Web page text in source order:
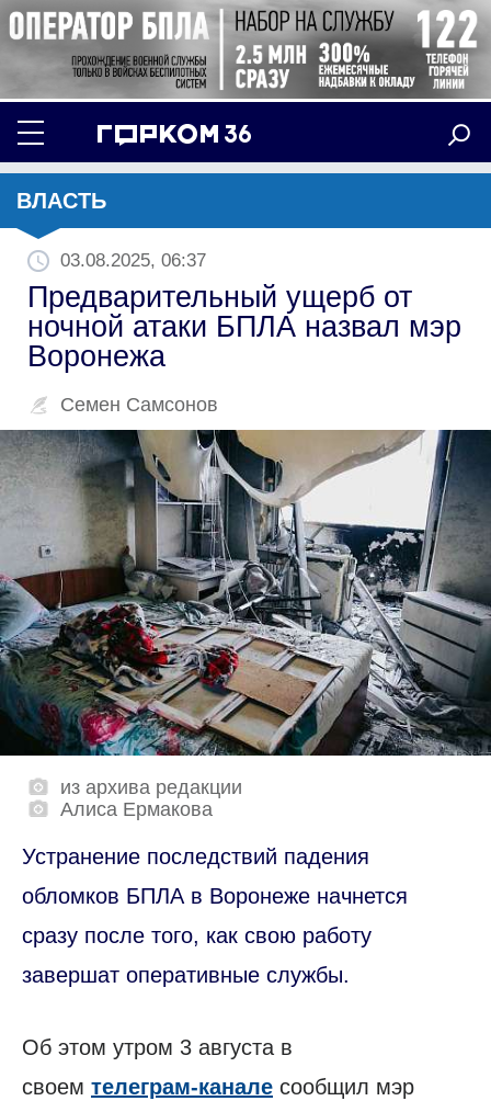
ВЛАСТЬ
03.08.2025, 06:37
Предварительный ущерб от
ночной атаки БПЛА назвал мэр
Воронежа
Семен Самсонов
из архива редакции
Алиса Ермакова
Устранение последствий падения
обломков БПЛА в Воронеже начнется
сразу после того, как свою работу
завершат оперативные службы.
Об этом утром 3 августа в
своем телеграм-канале сообщил мэр